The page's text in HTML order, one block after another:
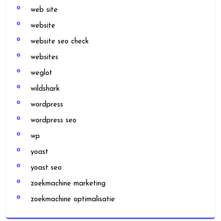
web site
website
website seo check
websites
weglot
wildshark
wordpress
wordpress seo
wp
yoast
yoast seo
zoekmachine marketing
zoekmachine optimalisatie